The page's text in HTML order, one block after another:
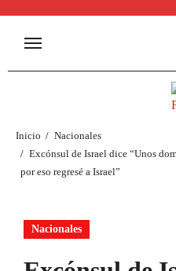
Inicio
Nacionales
Excónsul de Israel dice “Unos
por eso regresé a Israel”
Nacionales